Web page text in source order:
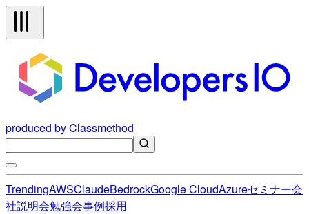
produced by Classmethod
TrendingAWSClaudeBedrockGoogle CloudAzureセミナー会
社説明会勉強会事例採用